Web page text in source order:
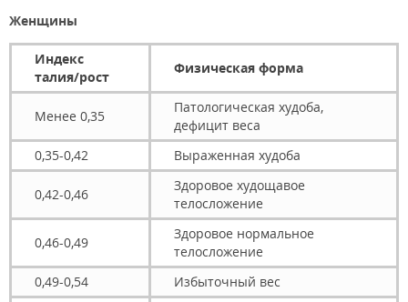
Женщины
Индекс
талия/рост
Физическая форма
Менее 0,35
Патологическая худоба,
дефицит веса
0,35-0,42
Выраженная худоба
0,42-0,46
Здоровое худощавое
телосложение
0,46-0,49
Здоровое нормальное
телосложение
0,49-0,54
Избыточный вес